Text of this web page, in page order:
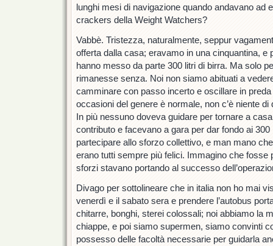
lunghi mesi di navigazione quando andavano ad
crackers della Weight Watchers?
Vabbè. Tristezza, naturalmente, seppur
offerta dalla casa; eravamo in una cinquantina, e
hanno messo da parte 300 litri di birra. Ma solo
rimanesse senza. Noi non siamo abituati a
camminare con passo incerto e oscillare in
occasioni del genere è normale, non c’è niente
In più nessuno doveva guidare per tornare a
contributo e facevano a gara per dar fondo ai 300
partecipare allo sforzo collettivo, e man mano
erano tutti sempre più felici. Immagino che fosse
sforzi stavano portando al successo
Divago per sottolineare che in italia non ho mai
venerdì e il sabato sera e prendere l’autobus
chitarre, bonghi, sterei colossali; noi abbiamo la
chiappe, e poi siamo supermen, siamo convinti
possesso delle facoltà necessarie per guidarla